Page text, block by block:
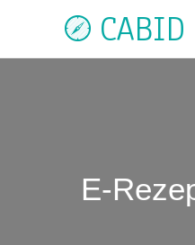
CABID
E-